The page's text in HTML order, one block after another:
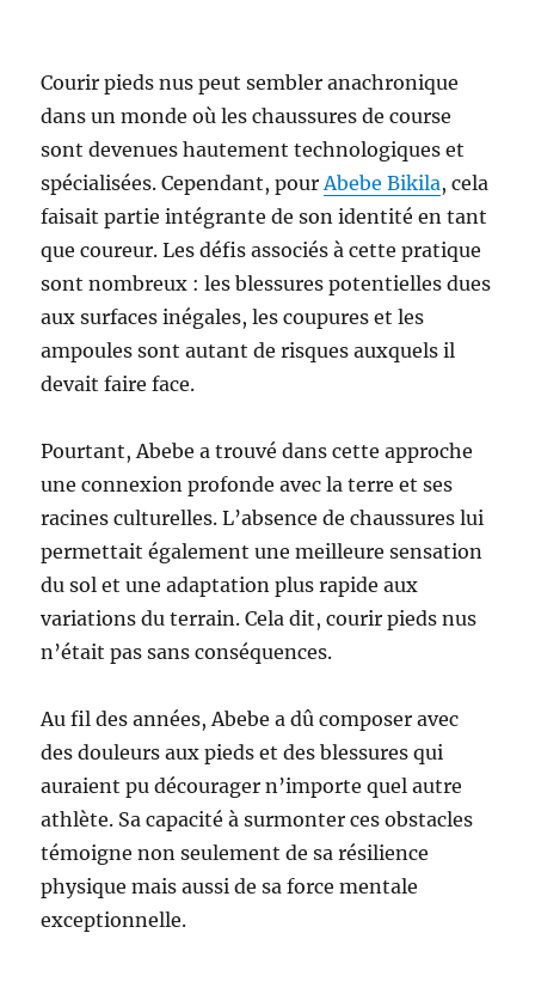
Courir pieds nus peut sembler anachronique
dans un monde où les chaussures de course
sont devenues hautement technologiques et
spécialisées. Cependant, pour Abebe Bikila, cela
faisait partie intégrante de son identité en tant
que coureur. Les défis associés à cette pratique
sont nombreux : les blessures potentielles dues
aux surfaces inégales, les coupures et les
ampoules sont autant de risques auxquels il
devait faire face.
Pourtant, Abebe a trouvé dans cette approche
une connexion profonde avec la terre et ses
racines culturelles. L’absence de chaussures lui
permettait également une meilleure sensation
du sol et une adaptation plus rapide aux
variations du terrain. Cela dit, courir pieds nus
n’était pas sans conséquences.
Au fil des années, Abebe a dû composer avec
des douleurs aux pieds et des blessures qui
auraient pu décourager n’importe quel autre
athlète. Sa capacité à surmonter ces obstacles
témoigne non seulement de sa résilience
physique mais aussi de sa force mentale
exceptionnelle.